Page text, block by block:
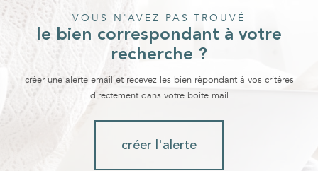
VOUS N'AVEZ PAS TROUVÉ
le bien correspondant à votre
recherche ?
créer une alerte email et recevez les bien répondant à vos critères
directement dans votre boite mail
créer l'alerte